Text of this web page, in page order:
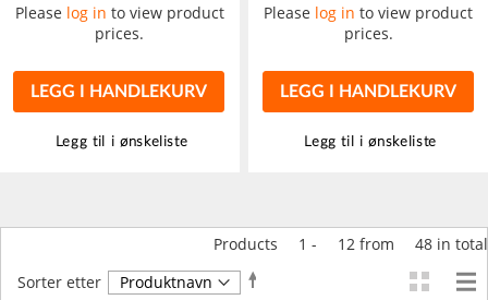
Please log in to view product
prices.
LEGG I HANDLEKURV
Legg til i ønskeliste
Please log in to view product
prices.
LEGG I HANDLEKURV
Legg til i ønskeliste
Products 1 - 12 from 48 in total
Sorter etter
Angi